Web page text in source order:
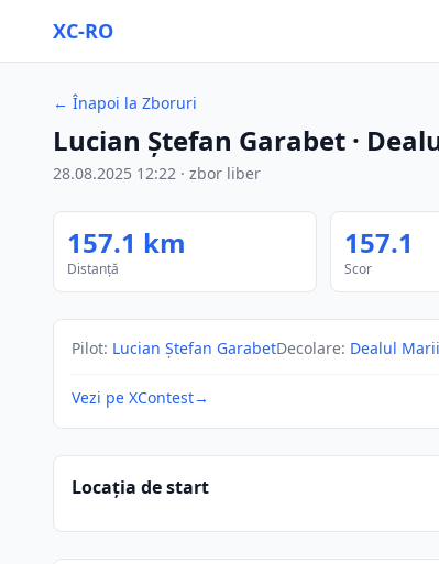
XC-RO
← Înapoi la Zboruri
Lucian Ștefan Garabet ·
28.08.2025 12:22 · zbor liber
157.1 km
Distanță
157.1
Scor
Pilot: Lucian Ștefan GarabetDecolare: Dealul Marii
Vezi pe XContest→
Locația de start